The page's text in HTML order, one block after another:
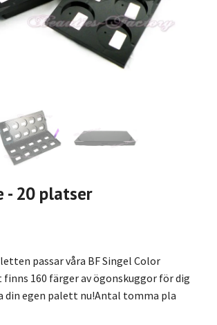
- 20 platser
passar våra BF Singel Color
finns 160 färger av ögonskuggor för dig
din egen palett nu!Antal tomma pla